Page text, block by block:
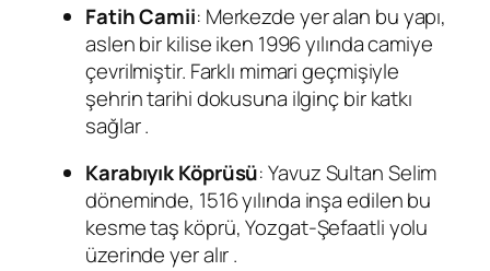
Fatih Camii: Merkezde yer alan bu yapı,
aslen bir kilise iken 1996 yılında camiye
çevrilmiştir. Farklı mimari geçmişiyle
şehrin tarihi dokusuna ilginç bir katkı
sağlar.
Karabıyık Köprüsü: Yavuz Sultan Selim
döneminde, 1516 yılında inşa edilen bu
kesme taş köprü, Yozgat-Şefaatli yolu
üzerinde yer alır.